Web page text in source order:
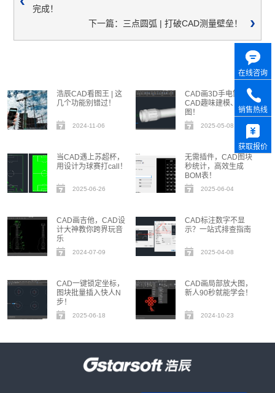
完成！
下一篇：三点圆弧 | 打破CAD测量壁垒！
浩辰CAD看图王 | 这
几个功能别错过！
2024-11-06
CAD画3D手电筒，
CAD趣味建模、秒出
图！
2025-05-08
当CAD遇上苏超杯，
用设计为球赛打call！
2025-06-26
无需插件，CAD图块
秒统计，高效生成
BOM表！
2025-06-04
CAD画吉他，CAD设
计大神教你跨界玩音
乐
2024-07-09
CAD标注数字不显
示？一站式排查指南
2025-04-08
CAD一键锁定坐标，
图块批量插入快人N
步！
2025-06-18
CAD画局部放大图，
新人90秒就能学会！
2024-10-23
在线咨询
销售热线
获取报价